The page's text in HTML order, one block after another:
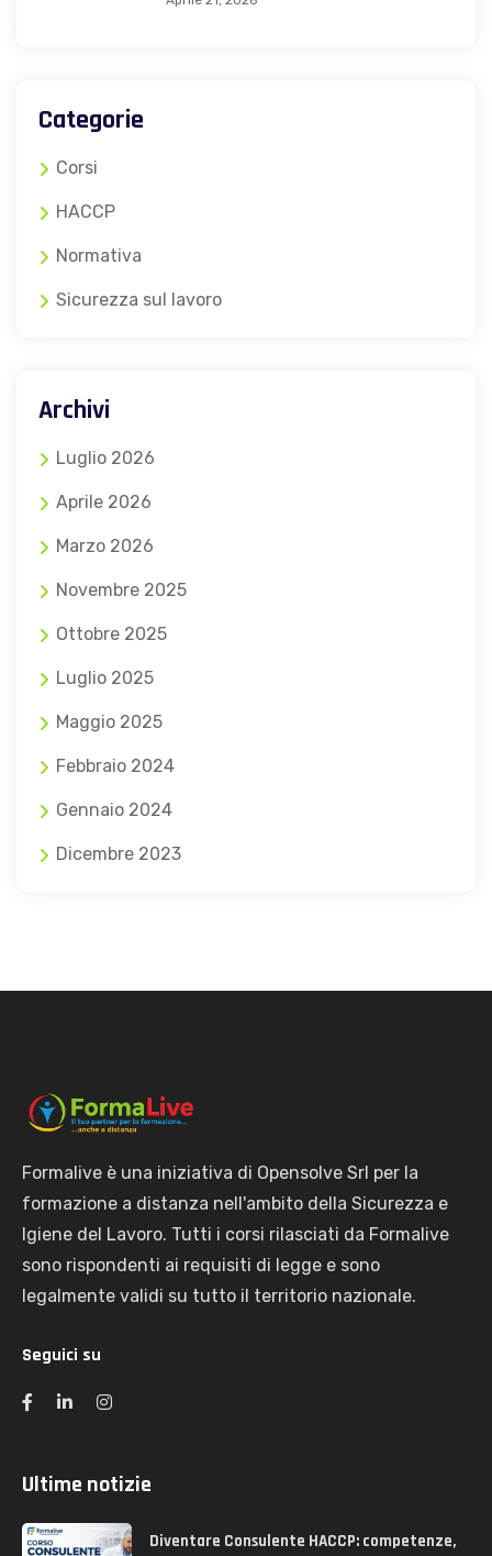
Categorie
Corsi
HACCP
Normativa
Sicurezza sul lavoro
Archivi
Luglio 2026
Aprile 2026
Marzo 2026
Novembre 2025
Ottobre 2025
Luglio 2025
Maggio 2025
Febbraio 2024
Gennaio 2024
Dicembre 2023
Formalive è una iniziativa di Opensolve Srl per la
formazione a distanza nell'ambito della Sicurezza e
Igiene del Lavoro. Tutti i corsi rilasciati da Formalive
sono rispondenti ai requisiti di legge e sono
legalmente validi su tutto il territorio nazionale.
Seguici su
Ultime notizie
Diventare Consulente HACCP: competenze,